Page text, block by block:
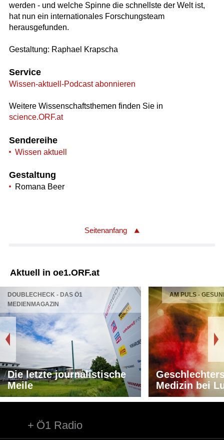
werden - und welche Spinne die schnellste der Welt ist,
hat nun ein internationales Forschungsteam
herausgefunden.
Gestaltung: Raphael Krapscha
Service
Wissen-aktuell-Podcast abonnieren
Weitere Wissenschaftsthemen finden Sie in
science.ORF.at
Sendereihe
Wissen aktuell
Gestaltung
Romana Beer
Seitenanfang
Aktuell in oe1.ORF.at
DOUBLECHECK - DAS Ö1
MEDIENMAGAZIN
Die letzte journalistische
Meile
AM PULS -
Medizin bei
Ö1 Radio